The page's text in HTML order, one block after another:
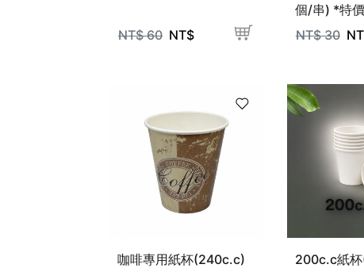
NT$60 NT$
個/串) *特
NT$30
咖啡專用紙杯(240c.c)
200c.c紙